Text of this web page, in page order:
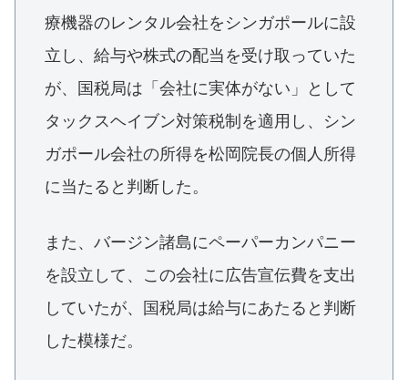
療機器のレンタル会社をシンガポールに設
立し、給与や株式の配当を受け取っていた
が、国税局は「会社に実体がない」として
タックスヘイブン対策税制を適用し、シン
ガポール会社の所得を松岡院長の個人所得
に当たると判断した。
また、バージン諸島にペーパーカンパニー
を設立して、この会社に広告宣伝費を支出
していたが、国税局は給与にあたると判断
した模様だ。